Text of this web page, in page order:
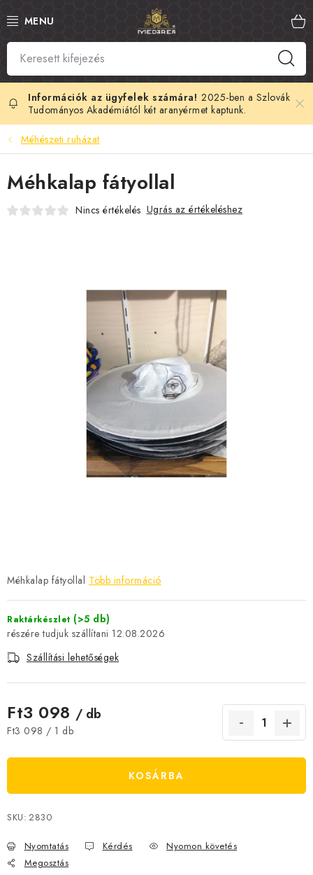
tartalomhoz
SZLOVÁK MÉZ
MANUKA MÉZ
MÉHPEMPŐ
KIRÁLYI ZSELÉ
MÉZ AJÁNDÉKCSOMAGOK
VIASZ TERMÉKEK
A MÉHÉSZETI TERMÉKEK KIEGÉSZÍTŐI
MÉZES ÉDESSÉG
JELENLEGI KEDVEZMÉNYEK
CSOKOLÁDÉ
Kőboltos üzlet A történetünk Cikkek
Írtak rólunk
Kapcsolatok
Visszaküldés, csere és reklamációkezelés
2025-ben a Szlovák
Tudományos Akadémiától két aranyérmet kaptunk.
Méhészeti ruházat
Méhkalap fátyollal Több információ
Raktárkészlet (>5 db)
12.08.2026
Szállítási lehetőségek
Ft3 098 / db
Egységár:
Ft3 098 / 1 db
KOSÁRBA
SKU: 2830
Nyomtatás Kérdés
Nyomon követés
Megosztás
Méhkalap fátyollal
Nincs értékelés Ugrás az értékeléshez